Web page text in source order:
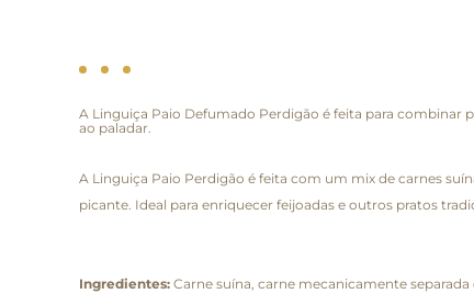
A Linguiça Paio Defumado Perdigão é feita para combinar
ao paladar.
A Linguiça Paio Perdigão é feita com um mix de carnes
picante. Ideal para enriquecer feijoadas e outros pratos
Ingredientes: Carne suína, carne mecanicamente